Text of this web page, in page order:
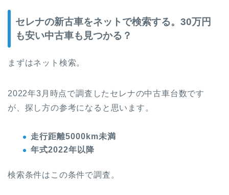
セレナの新古車をネットで検索する。30万円
も安い中古車も見つかる？
まずはネット検索。
2022年3月時点で調査したセレナの中古車台数です
が、探し方の参考になると思います。
走行距離5000km未満
年式2022年以降
検索条件はこの条件で調査。